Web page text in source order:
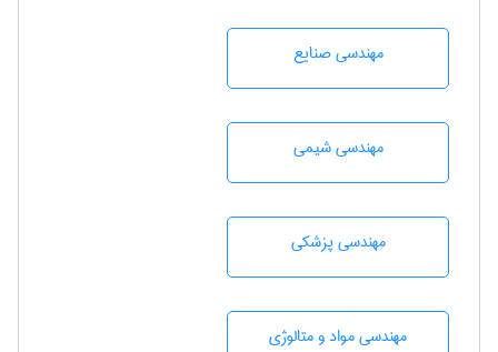
مهندسی صنايع
مهندسي شيمی
مهندسی پزشکی
مهندسی مواد و متالوژی